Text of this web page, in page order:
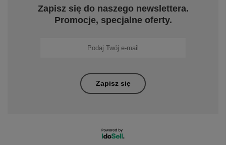
Zapisz się do naszego newslettera.
Promocje, specjalne oferty.
Zapisz się